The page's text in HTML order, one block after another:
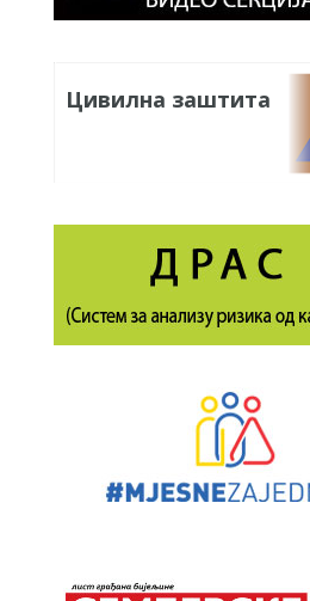
Цивилна заштита